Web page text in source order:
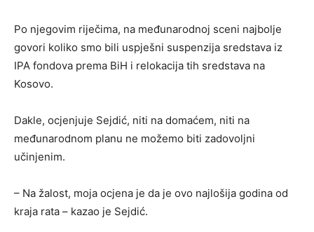
Po njegovim riječima, na međunarodnoj sceni najbolje
govori koliko smo bili uspješni suspenzija sredstava iz
IPA fondova prema BiH i relokacija tih sredstava na
Kosovo.
Dakle, ocjenjuje Sejdić, niti na domaćem, niti na
međunarodnom planu ne možemo biti zadovoljni
učinjenim.
– Na žalost, moja ocjena je da je ovo najlošija godina od
kraja rata – kazao je Sejdić.